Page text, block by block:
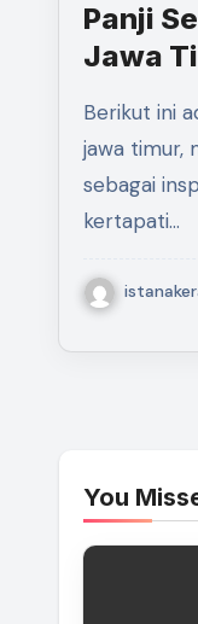
Panji
Jawa
Berikut ini adalah sebuah cerita rakyat dari
jawa timur,
sebagai
kertapati…
You